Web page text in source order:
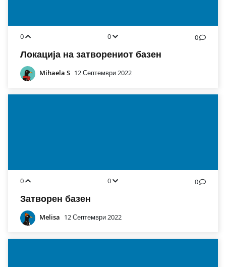
0 0 0
Локација на затворениот базен
Mihaela S 12 Септември 2022
0 0 0
Затворен базен
Melisa 12 Септември 2022